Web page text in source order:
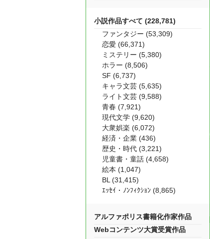
小説作品すべて (228,781)
ファンタジー (53,309)
恋愛 (66,371)
ミステリー (5,380)
ホラー (8,506)
SF (6,737)
キャラ文芸 (5,635)
ライト文芸 (9,588)
青春 (7,921)
現代文学 (9,620)
大衆娯楽 (6,072)
経済・企業 (436)
歴史・時代 (3,221)
児童書・童話 (4,658)
絵本 (1,047)
BL (31,415)
ｴｯｾｲ・ﾉﾝﾌｨｸｼｮﾝ (8,865)
アルファポリス書籍化作家作品
Webコンテンツ大賞受賞作品